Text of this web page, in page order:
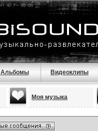
Альбомы Видеоклипы
Моя музыка